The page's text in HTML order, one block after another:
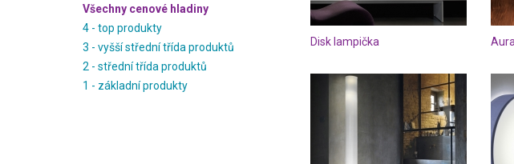
Všechny cenové hladiny
4 - top produkty
3 - vyšší střední třída produktů
2 - střední třída produktů
1 - základní produkty
Disk lampička